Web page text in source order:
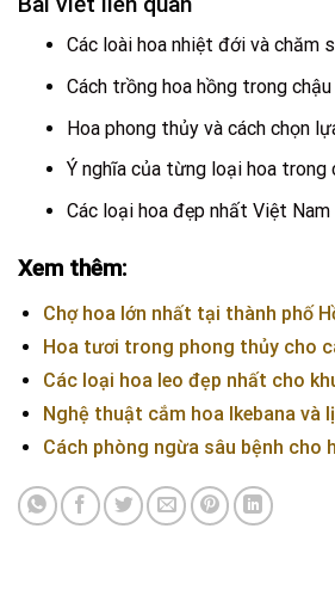
Các loài hoa nhiệt đới và chăm
Cách trồng hoa hồng trong chậu
Hoa phong thủy và cách chọn
Ý nghĩa của từng loại hoa trong
Các loại hoa đẹp nhất Việt Nam
Xem thêm:
Chợ hoa lớn nhất tại thành phố
Hoa tươi trong phong thủy cho
Các loại hoa leo đẹp nhất cho
Nghệ thuật cắm hoa Ikebana và
Cách phòng ngừa sâu bệnh cho